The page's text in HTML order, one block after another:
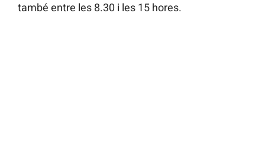
també entre les 8.30 i les 15 hores.